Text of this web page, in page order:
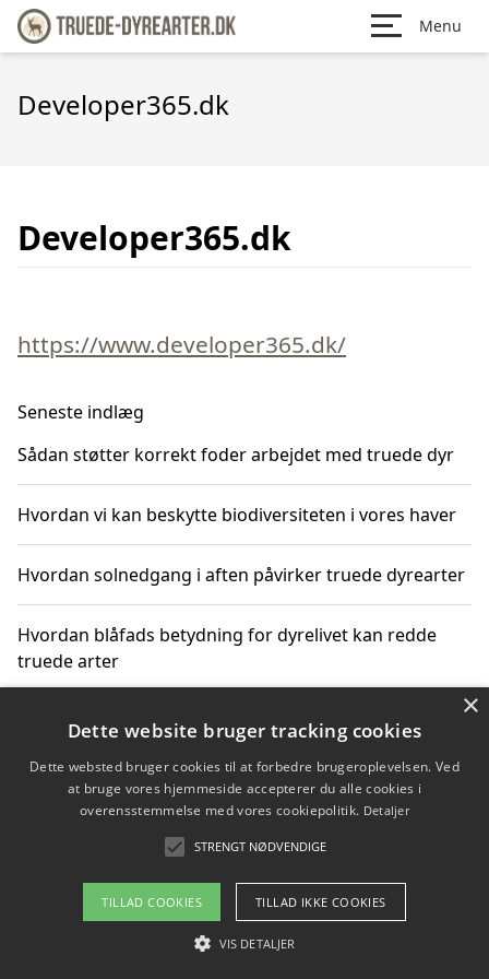
Menu
Developer365.dk
Developer365.dk
https://www.developer365.dk/
Seneste indlæg
Sådan støtter korrekt foder arbejdet med truede dyr
Hvordan vi kan beskytte biodiversiteten i vores haver
Hvordan solnedgang i aften påvirker truede dyrearter
Hvordan blåfads betydning for dyrelivet kan redde
truede arter
Hvordan kan gaver til unge voksne støtte bevarelsen
Copyright 2026 - Pilanto Aps
Om / kontakt
Blog Betingelser
×
Dette website bruger tracking cookies
Dette websted bruger cookies til at forbedre brugeroplevelsen. Ved
at bruge vores hjemmeside accepterer du alle cookies i
overensstemmelse med vores cookiepolitik. Detaljer
STRENGT NØDVENDIGE
TILLAD COOKIES TILLAD IKKE COOKIES
VIS DETALJER